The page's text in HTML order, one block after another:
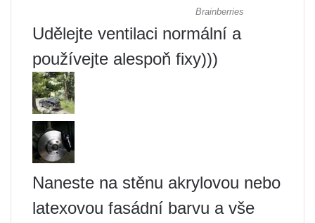
Udělejte ventilaci normální a
používejte alespoň fixy)))
Naneste na stěnu akrylovou nebo
latexovou fasádní barvu a vše